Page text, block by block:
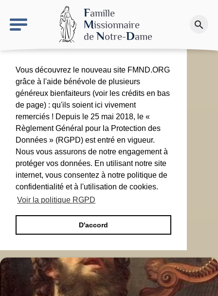
Famille
Missionnaire
de Notre-Dame
search
Faire un don
Vous découvrez le nouveau site FMND.ORG
grâce à l'aide bénévole de plusieurs
généreux bienfaiteurs (voir les crédits en bas
de page) : qu'ils soient ici vivement
remerciés ! Depuis le 25 mai 2018, le «
Règlement Général pour la Protection des
Données » (RGPD) est entré en vigueur.
Nous vous assurons de notre engagement à
protéger vos données. En utilisant notre site
internet, vous consentez à notre politique de
confidentialité et à l'utilisation de cookies.
Voir la politique RGPD
D'accord